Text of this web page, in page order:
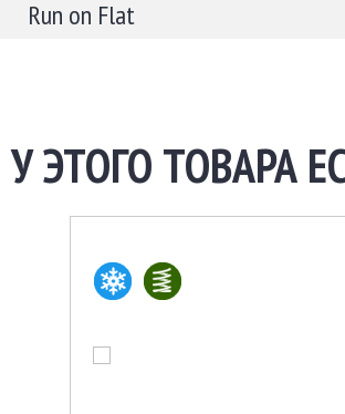
Run on Flat
У ЭТОГО ТОВАРА